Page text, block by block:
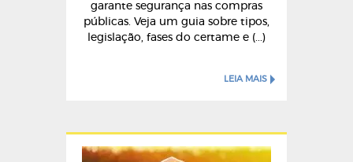
garante segurança nas compras
públicas. Veja um guia sobre tipos,
legislação, fases do certame e (...)
LEIA MAIS